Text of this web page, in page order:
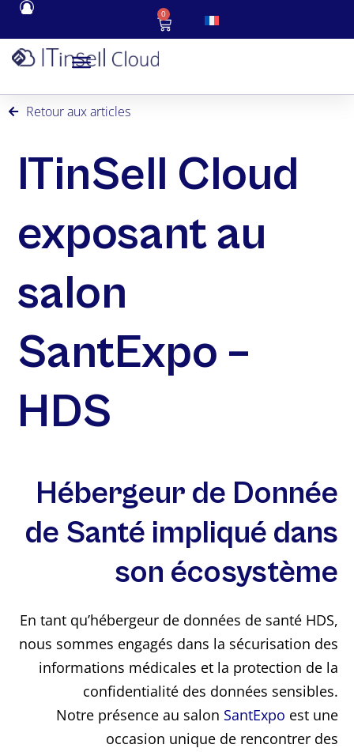
0
Retour aux articles
ITinSell Cloud
exposant au
salon
SantExpo –
HDS
Hébergeur de Donnée
de Santé impliqué dans
son écosystème
En tant qu’hébergeur de données de santé HDS,
nous sommes engagés dans la sécurisation des
informations médicales et la protection de la
confidentialité des données sensibles.
Notre présence au salon SantExpo est une
occasion unique de rencontrer des